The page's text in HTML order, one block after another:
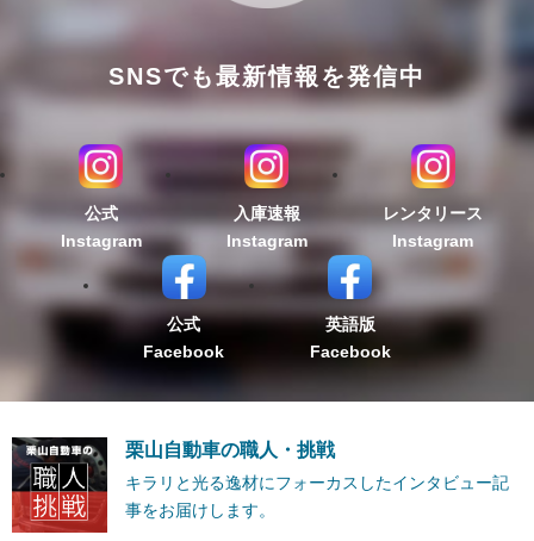
SNSでも最新情報を発信中
公式
Instagram
入庫速報
Instagram
レンタリース
Instagram
公式
Facebook
英語版
Facebook
栗山自動車の職人・挑戦
キラリと光る逸材にフォーカスしたインタビュー記
事をお届けします。